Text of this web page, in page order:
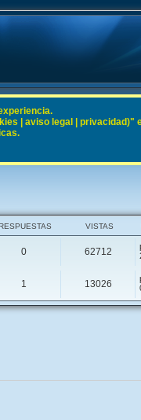
VISTAS
0 62712
1 13026
| aviso legal | privacidad)"